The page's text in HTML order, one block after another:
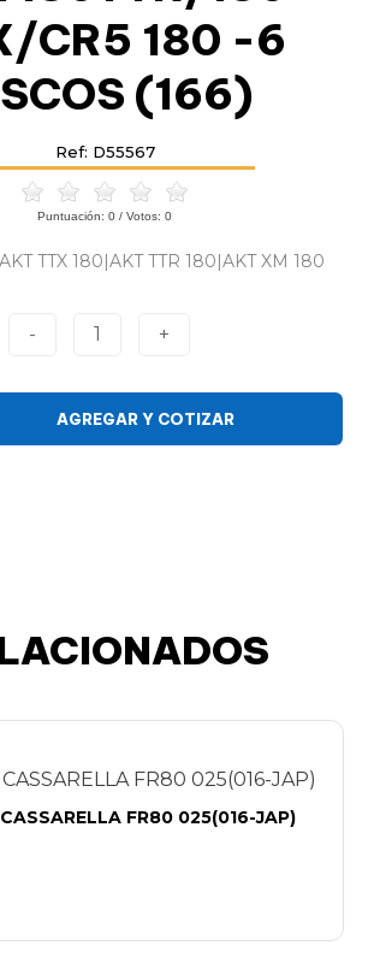
CR5 180 -6
(166)
Ref: D55567
Puntuación: 0 / Votos: 0
TTX 180|AKT TTR 180|AKT XM 180
- 1 +
AGREGAR Y COTIZAR
FR80 025(016-JAP)